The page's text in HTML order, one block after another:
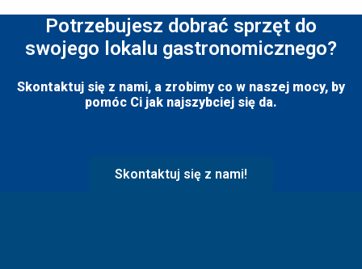
Potrzebujesz dobrać sprzęt do
swojego lokalu gastronomicznego?
Skontaktuj się z nami, a zrobimy co w naszej mocy, by
pomóc Ci jak najszybciej się da.
Skontaktuj się z nami!